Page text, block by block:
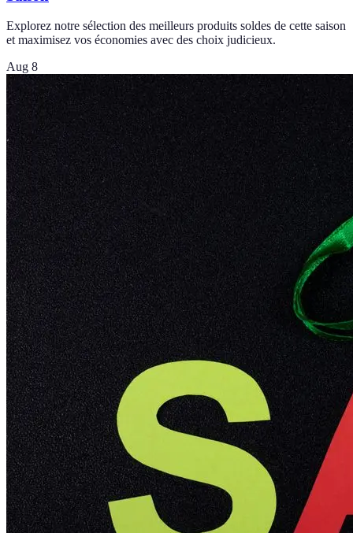
Explorez notre sélection des meilleurs produits soldes de cette saison
et maximisez vos économies avec des choix judicieux.
Aug 8